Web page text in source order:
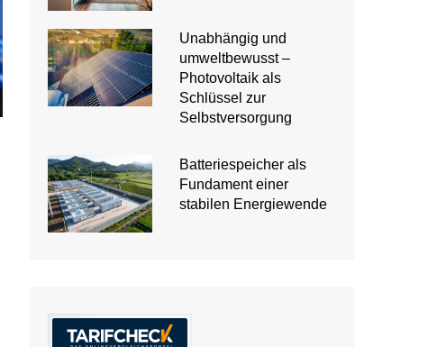
Unabhängig und
umweltbewusst –
Photovoltaik als
Schlüssel zur
Selbstversorgung
Batteriespeicher als
Fundament einer
stabilen Energiewende